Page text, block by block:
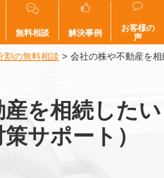
無料相談 解決事例
お客様の
声
割の無料相談 > 会社の株や不動産を
を相続したい
サポート）